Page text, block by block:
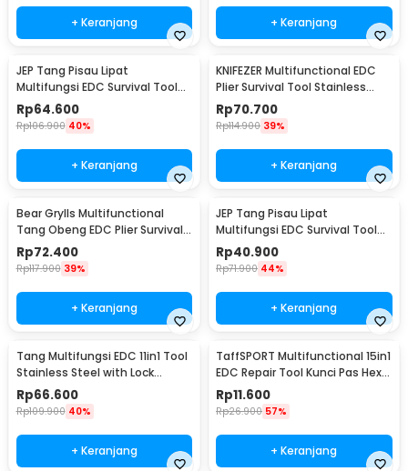
+ Keranjang + Keranjang
JEP Tang Pisau Lipat
Multifungsi EDC Survival Tool
Stainless Steel - MPA22S
Rp64.600
Rp106.900 40%
+ Keranjang
KNIFEZER Multifunctional EDC
Plier Survival Tool Stainless
Steel - MPA21
Rp70.700
Rp114.900 39%
+ Keranjang
Bear Grylls Multifunctional
Tang Obeng EDC Plier Survival
Tool - MPA19
Rp72.400
Rp117.900 39%
+ Keranjang
JEP Tang Pisau Lipat
Multifungsi EDC Survival Tool
Stainless Steel - MPA13
Rp40.900
Rp71.900 44%
+ Keranjang
Tang Multifungsi EDC 11in1 Tool
Stainless Steel with Lock
System - MPA01
Rp66.600
Rp109.900 40%
+ Keranjang
TaffSPORT Multifunctional 15in1
EDC Repair Tool Kunci Pas Hex
Obeng - HW0668
Rp11.600
Rp26.900 57%
+ Keranjang